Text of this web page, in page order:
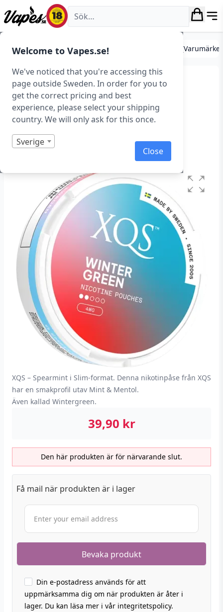
Welcome to Vapes.se!
We've noticed that you're accessing this
page outside Sweden. In order for you to
get the correct pricing and best
experience, please select your shipping
country. We will only ask for this once.
Sverige
Close
Vapes.se
Tobaksfritt snus (Nikotinpåsar) Tobaksfritt Snus
XQS – Wintergreen /
Spearmint – Slim (4
mg/portion)
Art.nr: 41493
Slut i lager
XQS – Spearmint i Slim-format. Denna nikotinpåse från XQS
har en smakprofil utav Mint & Mentol.
Även kallad Wintergreen.
39,90 kr
Den här produkten är för närvarande slut.
Få mail när produkten är i lager
Din e-postadress används för att
uppmärksamma dig om när produkten är åter i
lager. Du kan läsa mer i vår integritetspolicy.